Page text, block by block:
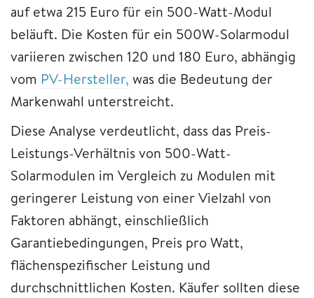
auf etwa 215 Euro für ein 500-Watt-Modul
beläuft. Die Kosten für ein 500W-Solarmodul
variieren zwischen 120 und 180 Euro, abhängig
vom PV-Hersteller, was die Bedeutung der
Markenwahl unterstreicht.
Diese Analyse verdeutlicht, dass das Preis-
Leistungs-Verhältnis von 500-Watt-
Solarmodulen im Vergleich zu Modulen mit
geringerer Leistung von einer Vielzahl von
Faktoren abhängt, einschließlich
Garantiebedingungen, Preis pro Watt,
flächenspezifischer Leistung und
durchschnittlichen Kosten. Käufer sollten diese